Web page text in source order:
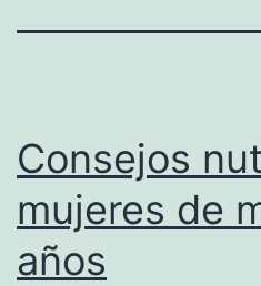
Consejos
mujeres de
años